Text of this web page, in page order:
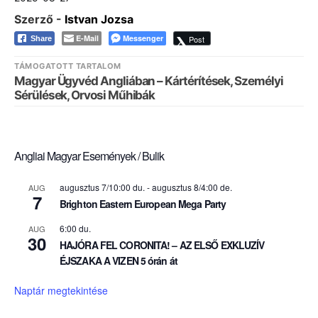
Szerző - Istvan Jozsa
Share E-Mail Messenger Post
TÁMOGATOTT TARTALOM
Magyar Ügyvéd Angliában – Kártérítések, Személyi
Sérülések, Orvosi Műhibák
Angliai Magyar Események / Bulik
AUG
7
augusztus 7/10:00 du. -augusztus 8/4:00 de.
Brighton Eastern European Mega Party
AUG
30
6:00 du.
HAJÓRA FEL CORONITA! – AZ ELSŐ EXKLUZÍV
ÉJSZAKA A VIZEN 5 órán át
Naptár megtekintése